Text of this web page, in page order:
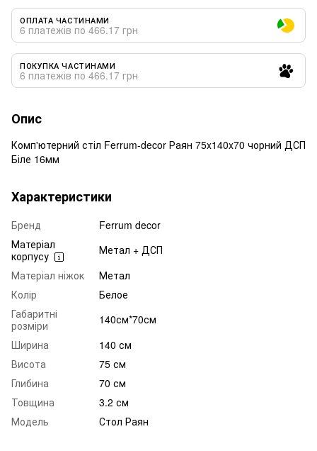
ОПЛАТА ЧАСТИНАМИ
6 платежів по 466.17 грн
ПОКУПКА ЧАСТИНАМИ
6 платежів по 466.17 грн
Опис
Комп'ютерний стіл Ferrum-decor Раян 75x140x70 чорний ДСП
Біле 16мм
Характеристики
Бренд
Ferrum decor
Матеріал
корпусу
Метал + ДСП
Матеріал ніжок
Метал
Колір
Белое
Габаритні
розміри
140см*70см
Ширина
140 см
Висота
75 см
Глибина
70 см
Товщина
3.2 см
Модель
Стол Раян